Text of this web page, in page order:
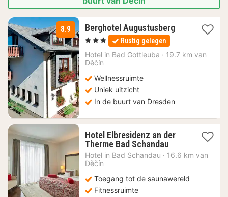
8.9 Berghotel Augustusberg3
84,67
, 3 Sterren Rustig gelegen
Hotel in Bad Gottleuba · 19.7 km van
Děčín
Wellnessruimte
Uniek uitzicht
In de buurt van Dresden
Hotel Elbresidenz an der
Therme Bad Schandau1
nacht
€
Hotel in Bad Schandau · 16.6 km van
Děčín
Toegang tot de saunawereld
Fitnessruimte